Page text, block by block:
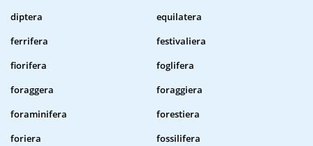
diptera
equilatera
ferrifera
festivaliera
fiorifera
foglifera
foraggera
foraggiera
foraminifera
forestiera
foriera
fossilifera